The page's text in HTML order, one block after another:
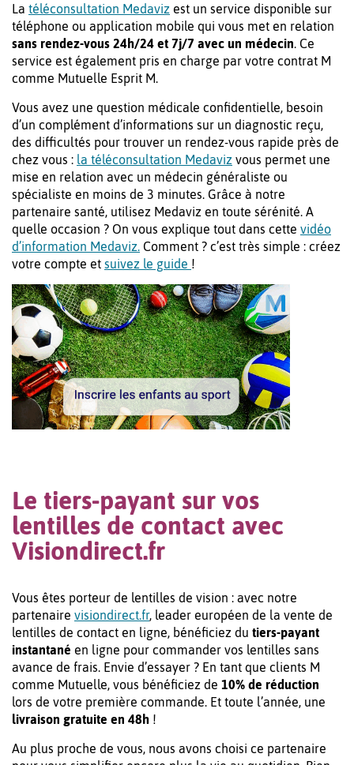
La téléconsultation Medaviz est un service disponible sur
téléphone ou application mobile qui vous met en relation
sans rendez-vous 24h/24 et 7j/7 avec un médecin . Ce
service est également pris en charge par votre contrat M
comme Mutuelle Esprit M.
Vous avez une question médicale confidentielle, besoin
d’un complément d’informations sur un diagnostic reçu,
des difficultés pour trouver un rendez-vous rapide près de
chez vous : la téléconsultation Medaviz vous permet une
mise en relation avec un médecin généraliste ou
spécialiste en moins de 3 minutes. Grâce à notre
partenaire santé, utilisez Medaviz en toute sérénité. A
quelle occasion ? On vous explique tout dans cette vidéo
d’information Medaviz. Comment ? c’est très simple : créez
votre compte et suivez le guide !
Le tiers-payant sur vos
lentilles de contact avec
Visiondirect.fr
Vous êtes porteur de lentilles de vision : avec notre
partenaire visiondirect.fr, leader européen de la vente de
lentilles de contact en ligne, bénéficiez du tiers-payant
instantané en ligne pour commander vos lentilles sans
avance de frais. Envie d’essayer ? En tant que clients M
comme Mutuelle, vous bénéficiez de 10% de réduction
lors de votre première commande. Et toute l’année, une
livraison gratuite en 48h !
Au plus proche de vous, nous avons choisi ce partenaire